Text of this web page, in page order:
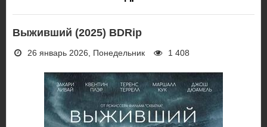
Выживший (2025) BDRip
26 январь 2026, Понедельник 1 408